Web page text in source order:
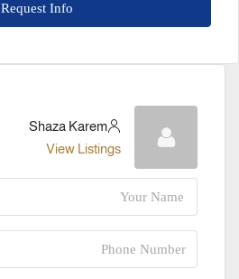
Request Info
Shaza Karem
View Listings